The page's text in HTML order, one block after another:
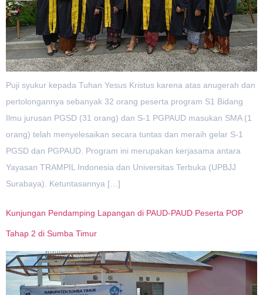
Puji syukur kepada Tuhan Yesus Kristus karena atas anugerah dan
pertolongannya sebanyak 32 orang peserta program S1 Bidang
Ilmu jurusan PGSD (31 orang) dan S-1 PGPAUD masukan SMA (1
orang) telah menyelesaikan secara tuntas dan meraih gelar S-1
PGSD dan PGPAUD. Program ini merupakan kerjasama antara
Yayasan TRAMPIL Indonesia dan Universitas Terbuka (UPBJJ
Surabaya). Ketuntasannya […]
Kunjungan Pendamping Lapangan di PAUD-PAUD Peserta POP
Tahap 2 di Sumba Timur